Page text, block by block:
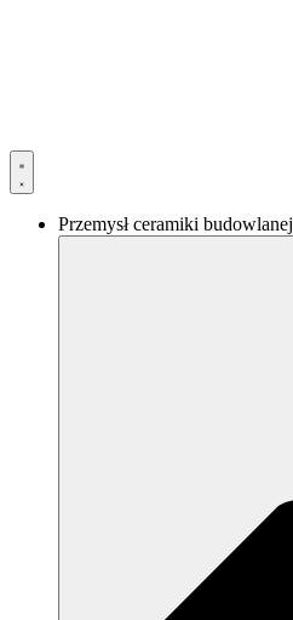
Przemysł ceramiki budowlanej